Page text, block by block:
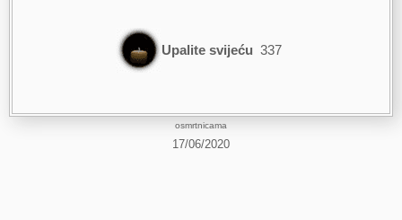
Upalite svijeću 337
osmrtnicama
17/06/2020